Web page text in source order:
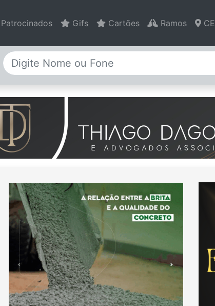
Patrocinados Gifs Cartões Ramos